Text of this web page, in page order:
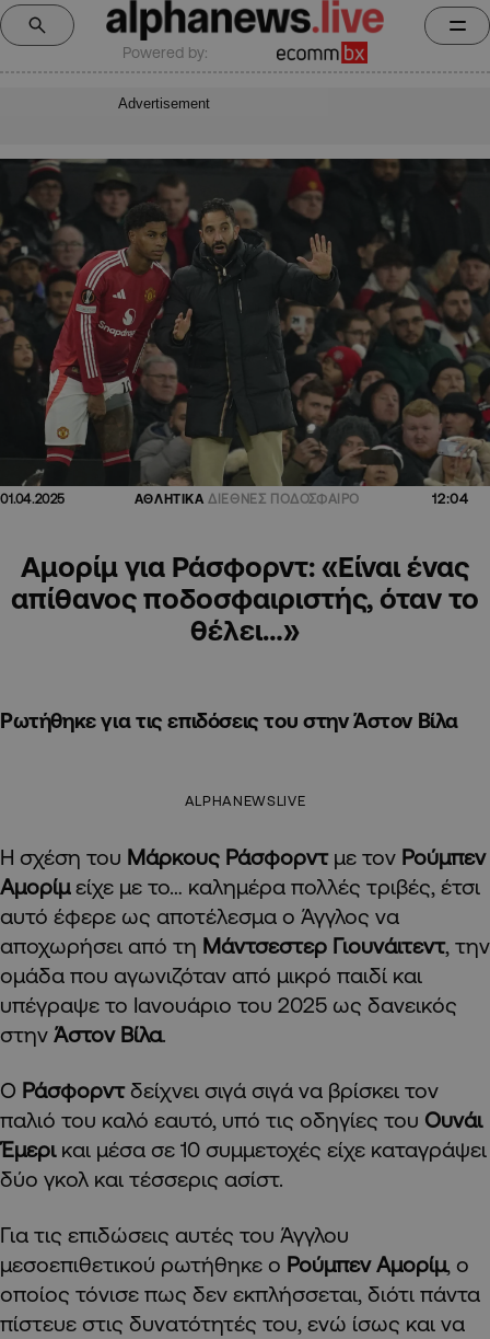
Powered by:
Advertisement
01.04.2025 ΑΘΛΗΤΙΚΑ ΔΙΕΘΝΕΣ ΠΟΔΟΣΦΑΙΡΟ 12:04
Αμορίμ για Ράσφορντ: «Είναι ένας
απίθανος ποδοσφαιριστής, όταν το
θέλει…»
Ρωτήθηκε για τις επιδόσεις του στην Άστον Βίλα
ALPHANEWSLIVE
Η σχέση του Μάρκους Ράσφορντμε τον Ρούμπεν
Αμορίμείχε με το… καλημέρα πολλές τριβές, έτσι
αυτό έφερε ως αποτέλεσμα ο Άγγλος να
αποχωρήσει από τη Μάντσεστερ Γιουνάιτεντ, την
ομάδα που αγωνιζόταν από μικρό παιδί και
υπέγραψε το Ιανουάριο του 2025 ως δανεικός
στην Άστον Βίλα.
Ο Ράσφορντδείχνει σιγά σιγά να βρίσκει τον
παλιό του καλό εαυτό, υπό τις οδηγίες του Ουνάι
Έμερικαι μέσα σε 10 συμμετοχές είχε καταγράψει
δύο γκολ και τέσσερις ασίστ.
Για τις επιδώσεις αυτές του Άγγλου
μεσοεπιθετικού ρωτήθηκε ο Ρούμπεν Αμορίμ, ο
οποίος τόνισε πως δεν εκπλήσσεται, διότι πάντα
πίστευε στις δυνατότητές του, ενώ ίσως και να